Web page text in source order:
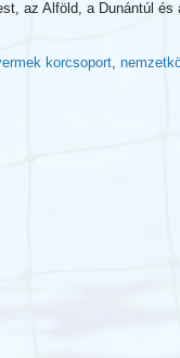
az Alföld, a Dunántúl
korcsoport,